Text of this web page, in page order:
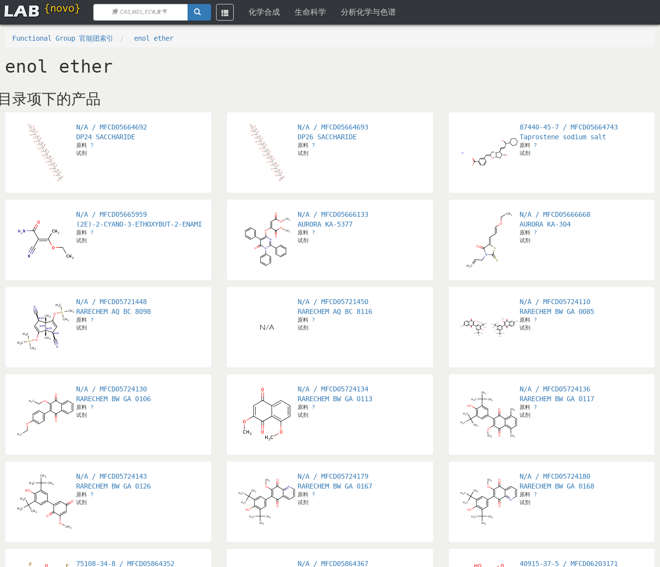
Toggle
navigation
化学合成 生命科学 分析化学与色谱
Functional Group 官能团索引 enol ether
enol ether
录项下的产品
N/A / MFCD05664692
DP24 SACCHARIDE
原料 ?
试剂
N/A / MFCD05664693
DP26 SACCHARIDE
原料 ?
试剂
87440-45-7 / MFCD05664743
Taprostene sodium salt
原料
?
试剂
N/A / MFCD05665959
(2E)-2-CYANO-3-ETHOXYBUT-2-ENAMIDE
原料 ?
试剂
N/A / MFCD05666133
AURORA KA-5377
原料 ?
试剂
N/A / MFCD05666668
AURORA KA-304
原料
?
试剂
N/A / MFCD05721448
RARECHEM AQ BC 8098
原料 ?
试剂
N/A / MFCD05721450
RARECHEM AQ BC 8116
原料 ?
试剂
N/A / MFCD05724110
RARECHEM BW GA 0085
原料
?
试剂
N/A / MFCD05724130
RARECHEM BW GA 0106
原料 ?
试剂
N/A / MFCD05724134
RARECHEM BW GA 0113
原料 ?
试剂
N/A / MFCD05724136
RARECHEM BW GA 0117
原料
?
试剂
N/A / MFCD05724143
RARECHEM BW GA 0126
原料 ?
试剂
N/A / MFCD05724179
RARECHEM BW GA 0167
原料 ?
试剂
N/A / MFCD05724180
RARECHEM BW GA 0168
原料
?
试剂
75108-34-8 / MFCD05864352
N/A / MFCD05864367
40915-37-5 / MFCD06203171